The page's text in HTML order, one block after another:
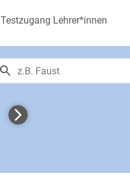
Testzugang Lehrer*innen